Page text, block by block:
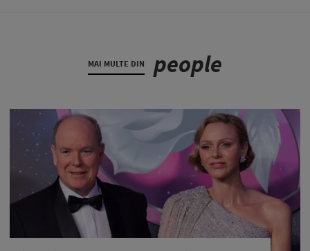
MAI MULTE DIN people